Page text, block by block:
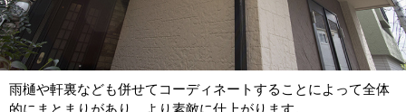
雨樋や軒裏なども併せてコーディネートすることによって全体